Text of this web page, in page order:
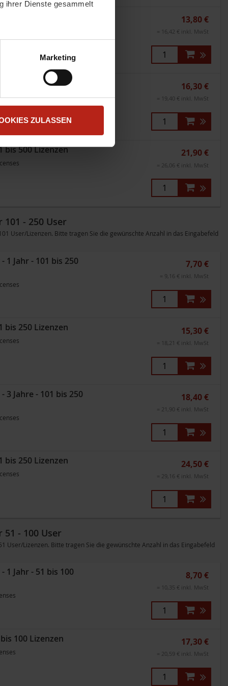
ihrer Dienste gesammelt
.
Technisch
Marketing
ZULASSEN
13,80 €
= 16,42 € inkl. MwSt
3 Jahre - 251 bis 500
16,30 €
= 19,40 € inkl. MwSt
bis 500 Lizenzen 21,90 €
= 26,06 € inkl. MwSt
101 - 250 User
User/Lizenzen. Bitte tragen Sie die gewünschte Anzahl in das Eingabefeld
1 Jahr - 101 bis 250
7,70 €
= 9,16 € inkl. MwSt
bis 250 Lizenzen 15,30 €
= 18,21 € inkl. MwSt
3 Jahre - 101 bis 250
18,40 €
= 21,90 € inkl. MwSt
bis 250 Lizenzen 24,50 €
= 29,16 € inkl. MwSt
51 - 100 User
User/Lizenzen. Bitte tragen Sie die gewünschte Anzahl in das Eingabefeld
1 Jahr - 51 bis 100
8,70 €
= 10,35 € inkl. MwSt
100 Lizenzen 17,30 €
= 20,59 € inkl. MwSt